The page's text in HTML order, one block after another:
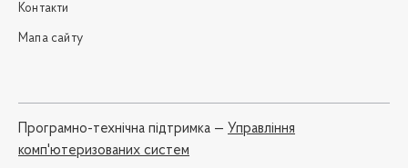
Контакти
Мапа сайту
Програмно-технічна підтримка — Управління
комп'ютеризованих систем